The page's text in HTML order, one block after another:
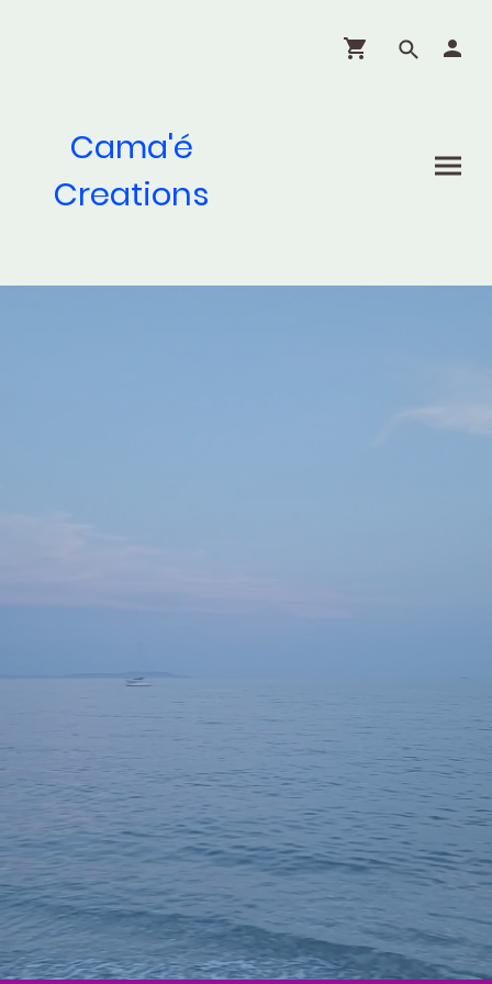
Cama'é
Creations